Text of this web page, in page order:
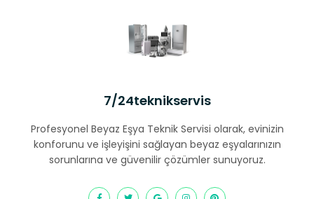
7/24teknikservis
Profesyonel Beyaz Eşya Teknik Servisi olarak, evinizin
konforunu ve işleyişini sağlayan beyaz eşyalarınızın
sorunlarına ve güvenilir çözümler sunuyoruz.